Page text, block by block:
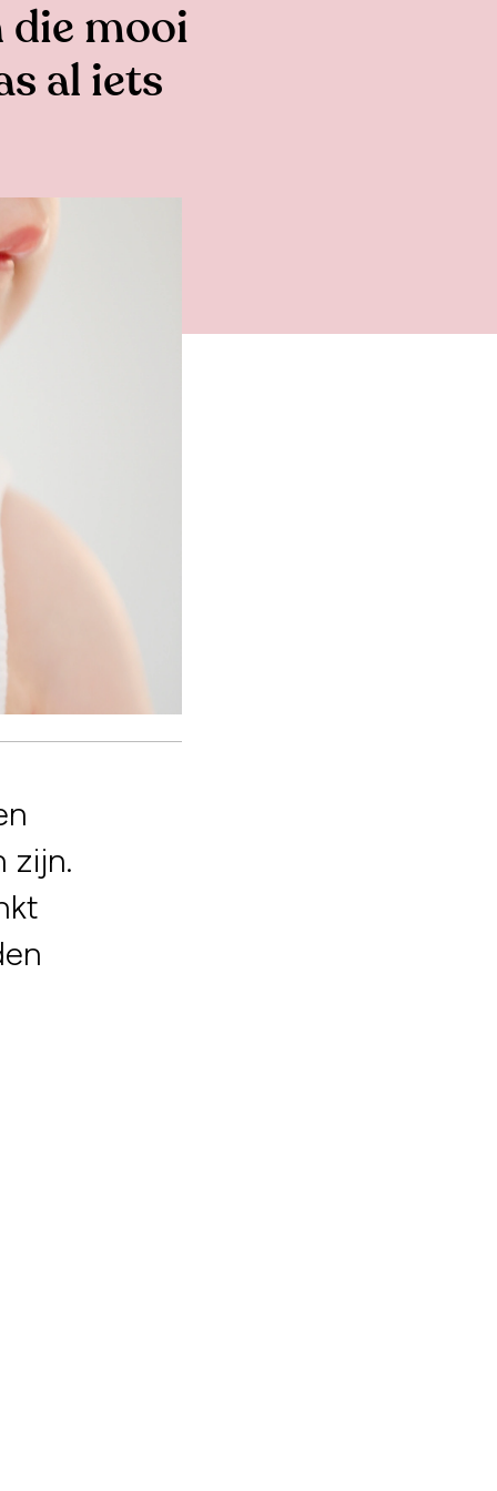
die mooi
al iets
zijn.